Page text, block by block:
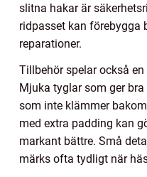
slitna hakar är
ridpasset kan förebygga
reparationer.
Tillbehör spelar också
Mjuka tyglar som ger
som inte klämmer
med extra padding kan
markant bättre. Små
märks ofta tydligt när